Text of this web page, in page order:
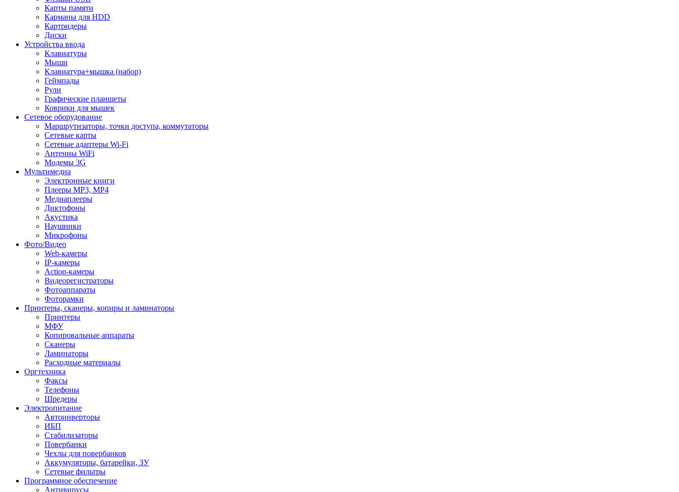
Карты памяти
Карманы для HDD
Картридеры
Диски
Устройства ввода
Клавиатуры
Мыши
Клавиатура+мышка (набор)
Геймпады
Рули
Графические планшеты
Коврики для мышек
Сетевое оборудование
Маршрутизаторы, точки доступа, коммутаторы
Сетевые карты
Сетевые адаптеры Wi-Fi
Антенны WiFi
Модемы 3G
Мультимедиа
Электронные книги
Плееры MP3, MP4
Медиаплееры
Диктофоны
Акустика
Наушники
Микрофоны
Фото/Видео
Web-камеры
IP-камеры
Action-камеры
Видеорегистраторы
Фотоаппараты
Фоторамки
Принтеры, сканеры, копиры и ламинаторы
Принтеры
МФУ
Копировальные аппараты
Сканеры
Ламинаторы
Расходные материалы
Оргтехника
Факсы
Телефоны
Шредеры
Электропитание
Автоинверторы
ИБП
Стабилизаторы
Повербанки
Чехлы для повербанков
Аккумуляторы, батарейки, ЗУ
Сетевые фильтры
Программное обеспечение
Антивирусы